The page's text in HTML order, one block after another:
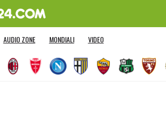
AUDIO ZONE MONDIALI VIDEO